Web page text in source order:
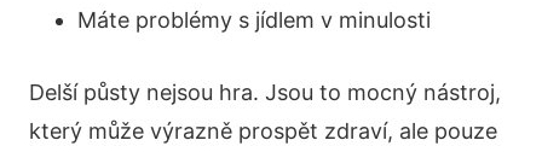
Máte problémy s jídlem v minulosti
Delší půsty nejsou hra. Jsou to mocný nástroj,
který může výrazně prospět zdraví, ale pouze